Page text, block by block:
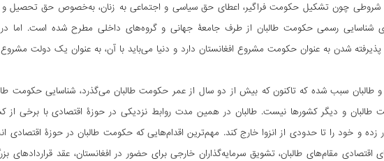
شروطی چون تشکیل حکومت فراگیر،‌ اعطای حق سیاسی و اجتماعی به زنان، به‌‌خصوص حق تحصیل و
شناسایی رسمی حکومت طالبان از طرف جامعۀ جهانی و گروه‌های داخلی مطرح شده است. اما
شدن به‌ عنوان حکومت مشروع افغانستان دارد و دنیا می‌باید با آن، به عنوان یک دولت مشروع
طالبان سبب شده که تاکنون که بیش از دو سال از عمر حکومت طالبان می‌گذرد،‌ شناسایی حکومت
طالبان و دیگر کشورها نیست. طالبان در همین مدت روابط نزدیکی در حوزۀ اقتصادی با برخی از
و خود را تا حدودی از انزوا خارج کند. مهم‌ترین اقدام‌هایی که حکومت طالبان در حوزۀ اقتصادی
اقتصادی مقام‌های طالبان، تشویق سرمایه‌گذاران خارجی برای حضور در افغانستان، عقد